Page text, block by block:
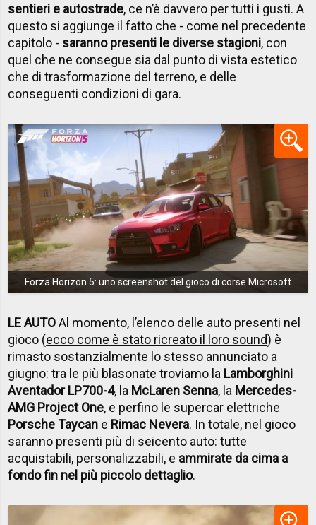
sentieri e autostrade, ce n’è davvero per tutti i gusti. A
questo si aggiunge il fatto che - come nel precedente
capitolo - saranno presenti le diverse stagioni, con
quel che ne consegue sia dal punto di vista estetico
che di trasformazione del terreno, e delle
conseguenti condizioni di gara.
Forza Horizon 5: uno screenshot del gioco di corse Microsoft
LE AUTOAl momento, l’elenco delle auto presenti nel
gioco (ecco come è stato ricreato il loro sound) è
rimasto sostanzialmente lo stesso annunciato a
giugno: tra le più blasonate troviamo la Lamborghini
Aventador LP700-4, la McLaren Senna, la Mercedes-
AMG Project One, e perfino le supercar elettriche
Porsche Taycan e Rimac Nevera. In totale, nel gioco
saranno presenti più di seicento auto: tutte
acquistabili, personalizzabili, e ammirate da cima a
fondo fin nel più piccolo dettaglio.